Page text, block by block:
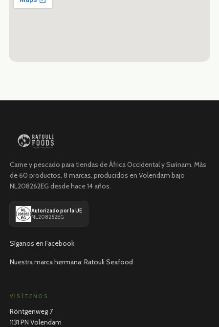
Carne y pescado para tiendas de África Occidental y Surinam. Más
de 60 productos, 8 marcas, producidos en Volendam bajo
NL208262EG desde hace 14 años.
Autorizado por la UE
NL208262EG
Síganos en Facebook
Nuestra marca hermana: Ratouli Seafood
VISÍTENOS
Röntgenweg 7
1131 PN Volendam